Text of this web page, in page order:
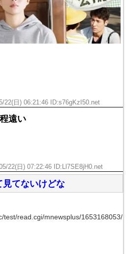
22(日) 06:21:46 ID:s76gKzI50.net
遠い
22(日) 07:22:46 ID:Ll7SE8jH0.net
てないけどな
test/read.cgi/mnewsplus/1653168053/